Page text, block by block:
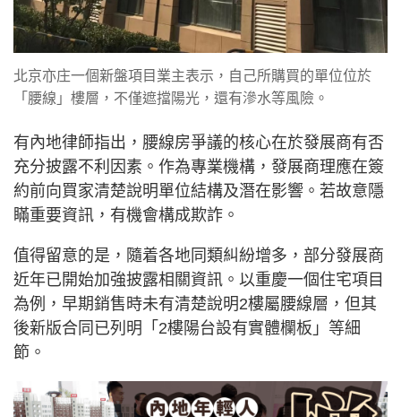
北京亦庄一個新盤項目業主表示，自己所購買的單位位於
「腰線」樓層，不僅遮擋陽光，還有滲水等風險。
有內地律師指出，腰線房爭議的核心在於發展商有否
充分披露不利因素。作為專業機構，發展商理應在簽
約前向買家清楚說明單位結構及潛在影響。若故意隱
瞞重要資訊，有機會構成欺詐。
值得留意的是，隨着各地同類糾紛增多，部分發展商
近年已開始加強披露相關資訊。以重慶一個住宅項目
為例，早期銷售時未有清楚說明2樓屬腰線層，但其
後新版合同已列明「2樓陽台設有實體欄板」等細
節。